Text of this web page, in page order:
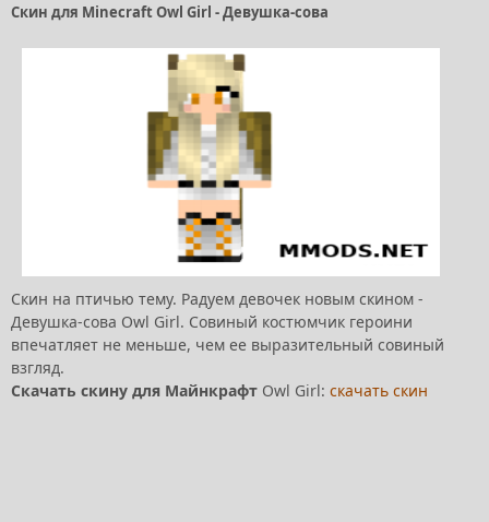
Скин для Minecraft Owl Girl - Девушка-сова
Скин на птичью тему. Радуем девочек новым скином -
Девушка-сова Owl Girl. Совиный костюмчик героини
впечатляет не меньше, чем ее выразительный совиный
взгляд.
Скачать скину для Майнкрафт Owl Girl: скачать скин